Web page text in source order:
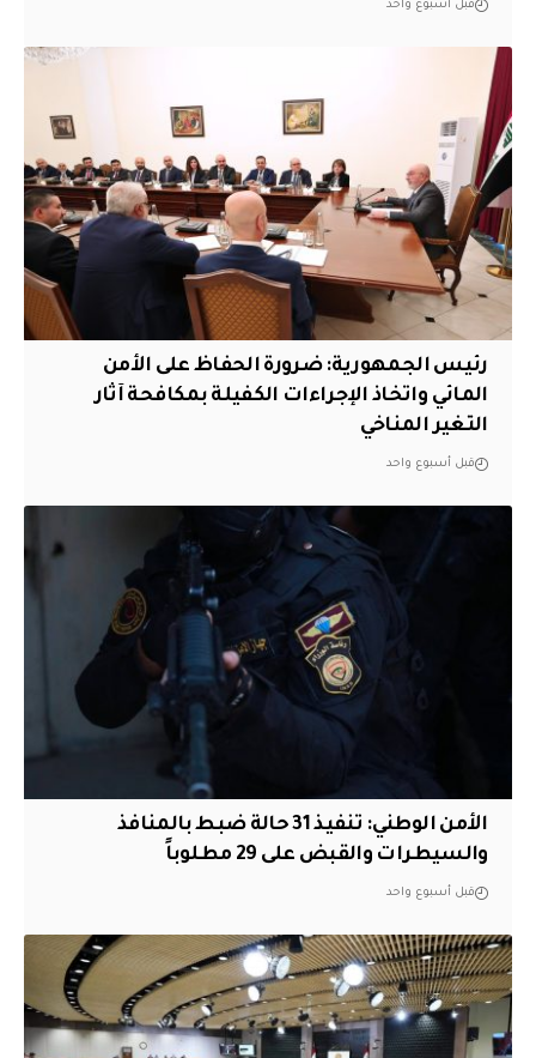
قبل أسبوع واحد
رئيس الجمهورية: ضرورة الحفاظ على الأمن
المائي واتخاذ الإجراءات الكفيلة بمكافحة آثار
التغير المناخي
قبل أسبوع واحد
الأمن الوطني: تنفيذ 31 حالة ضبط بالمنافذ
والسيطرات والقبض على 29 مطلوباً
قبل أسبوع واحد